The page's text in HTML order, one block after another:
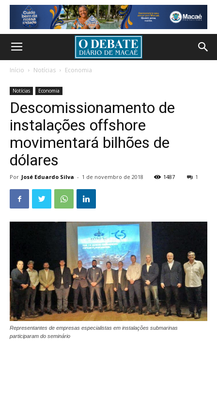
Início Notícias Economia
Notícias Economia
Descomissionamento de
instalações offshore
movimentará bilhões de
dólares
Por José Eduardo Silva - 1 de novembro de 2018 1487 1
Representantes de empresas especialistas em instalações submarinas
participaram do seminário